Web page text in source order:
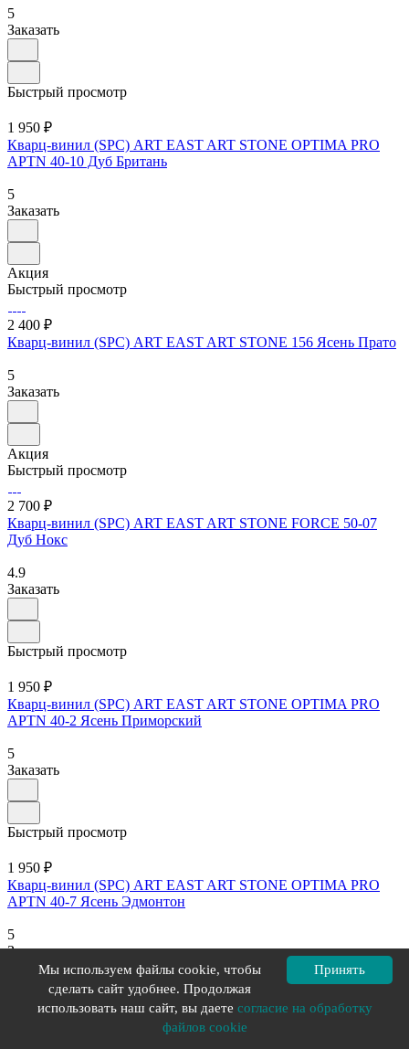
5
Заказать
Быстрый просмотр
1 950 ₽
Кварц-винил (SPC) ART EAST ART STONE OPTIMA PRO
APTN 40-10 Дуб Британь
5
Заказать
Акция
Быстрый просмотр
2 400 ₽
Кварц-винил (SPC) ART EAST ART STONE 156 Ясень Прато
5
Заказать
Акция
Быстрый просмотр
2 700 ₽
Кварц-винил (SPC) ART EAST ART STONE FORCE 50-07
Дуб Нокс
4.9
Заказать
Быстрый просмотр
1 950 ₽
Кварц-винил (SPC) ART EAST ART STONE OPTIMA PRO
APTN 40-2 Ясень Приморский
5
Заказать
Быстрый просмотр
1 950 ₽
Кварц-винил (SPC) ART EAST ART STONE OPTIMA PRO
APTN 40-7 Ясень Эдмонтон
5
Заказать
Быстрый просмотр
Принять
Мы используем файлы cookie, чтобы
сделать сайт удобнее. Продолжая
использовать наш сайт, вы даете согласие на обработку
файлов cookie